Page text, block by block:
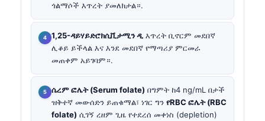
ጎልማሶች እጥረት ያመለክታል።.
1,25-ዳይሃይድሮክሲቪታሚን ዲ እጥረት ቢኖርም መደበኛ
ሊቆይ ይችላል እና እንደ መደበኛ የማጣሪያ ምርመራ
መጠቀም አይገባም።.
ሴረም ፎሌት (Serum folate) በግምት ከ4 ng/mL በታች
ዝቅተኛ መውሰድን ይጠቁማል፣ ነገር ግን የRBC ፎሌት (RBC
folate) ሲገኝ ረዘም ጊዜ የተደረሰ መቀነስ (depletion)